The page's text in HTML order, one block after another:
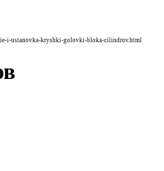
i-ustanovka-kryshki-golovki-bloka-cilindrov.html